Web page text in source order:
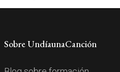
Sobre UndíaunaCanción